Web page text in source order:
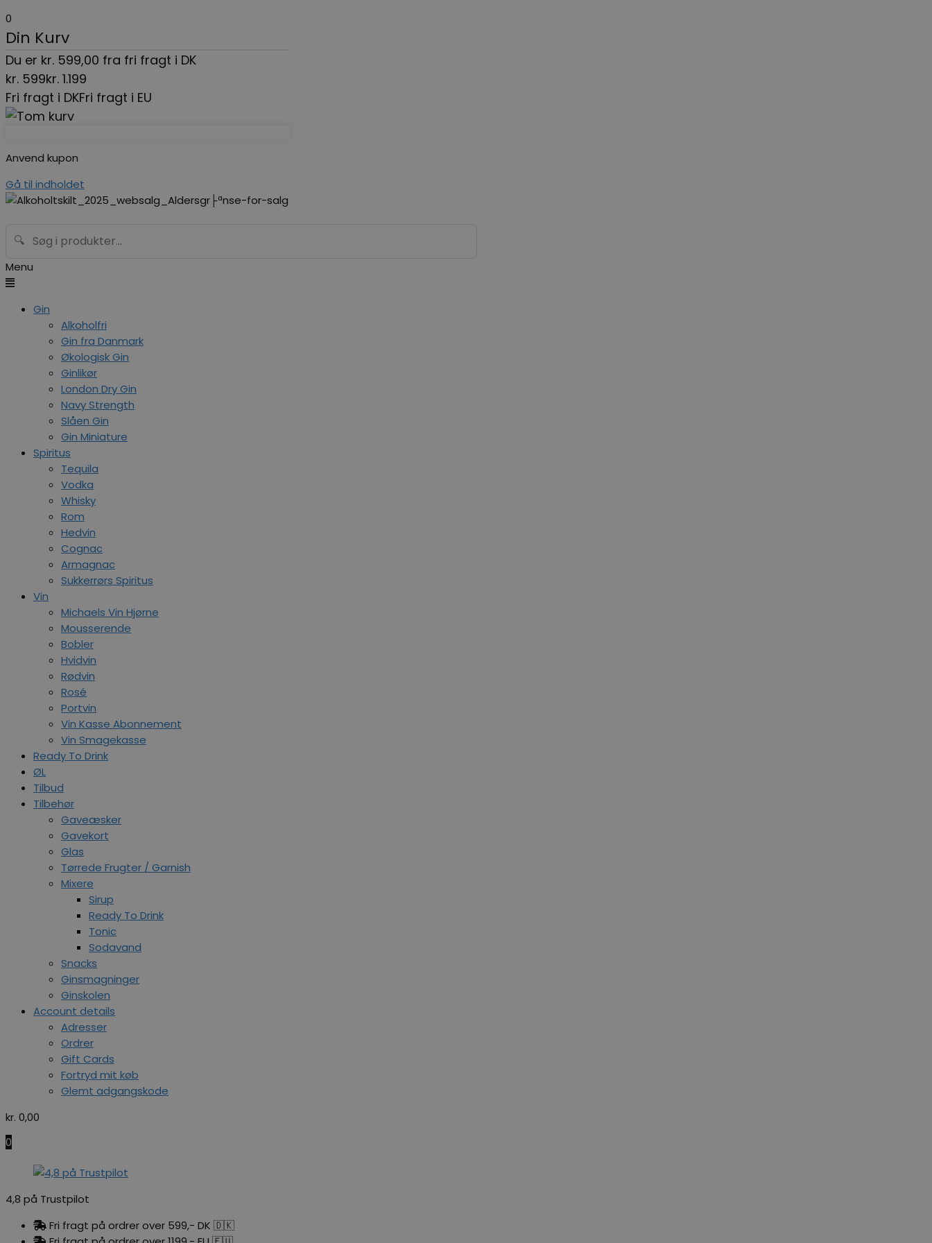
0
Din Kurv
Du er kr. 599,00 fra fri fragt i DK
kr. 599kr. 1.199
Fri fragt i DKFri fragt i EU
Anvend kupon
Gå til indholdet
🔍
Menu
Gin
Alkoholfri
Gin fra Danmark
Økologisk Gin
Ginlikør
London Dry Gin
Navy Strength
Slåen Gin
Gin Miniature
Spiritus
Tequila
Vodka
Whisky
Rom
Hedvin
Cognac
Armagnac
Sukkerrørs Spiritus
Vin
Michaels Vin Hjørne
Mousserende
Bobler
Hvidvin
Rødvin
Rosé
Portvin
Vin Kasse Abonnement
Vin Smagekasse
Ready To Drink
ØL
Tilbud
Tilbehør
Gaveæsker
Gavekort
Glas
Tørrede Frugter / Garnish
Mixere
Sirup
Ready To Drink
Tonic
Sodavand
Snacks
Ginsmagninger
Ginskolen
Account details
Adresser
Ordrer
Gift Cards
Fortryd mit køb
Glemt adgangskode
kr. 0,00
0
4,8 på Trustpilot
Fri fragt på ordrer over 599,- DK 🇩🇰